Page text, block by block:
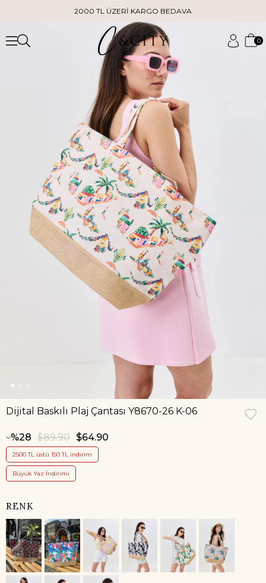
2000 TL ÜZERİ KARGO BEDAVA
0
Dijital Baskılı Plaj Çantası Y8670-26 K-06
28 $89.90 $64.90
2500 TL üstü 150 TL indirim
Büyük Yaz İndirimi
RENK